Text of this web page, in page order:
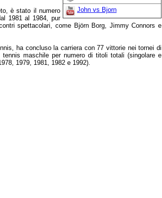
John vs Bjorn
è stato il numero
1981 al 1984, pur
spettacolari, come Björn Borg, Jimmy Connors e
ha concluso la carriera con 77 vittorie nei tornei di
maschile per numero di titoli totali (singolare e
1979, 1981, 1982 e 1992).